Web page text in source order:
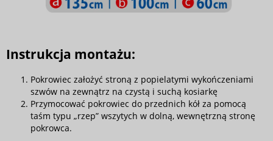
Instrukcja montażu:
Pokrowiec założyć stroną z popielatymi wykończeniami
szwów na zewnątrz na czystą i suchą kosiarkę
Przymocować pokrowiec do przednich kół za pomocą
taśm typu „rzep” wszytych w dolną, wewnętrzną stronę
pokrowca.